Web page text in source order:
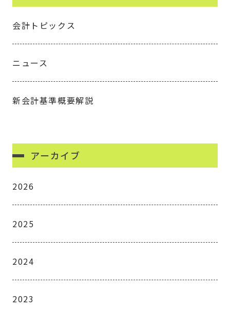
会計トピックス
ニュース
新会計基準概要解説
アーカイブ
2026
2025
2024
2023